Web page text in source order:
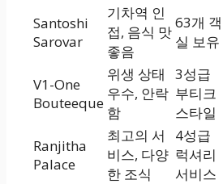
Santoshi
Sarovar
기차역 인
접, 음식 맛
좋음
63개 객
실 보유
V1-One
Bouteeque
위생 상태
우수, 안락
함
3성급
부티크
스타일
Ranjitha
Palace
최고의 서
비스, 다양
한 조식
4성급
럭셔리
서비스